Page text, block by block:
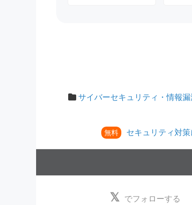
サイバーセキュリティ・情報漏
無料 セキュリティ対
でフォローする